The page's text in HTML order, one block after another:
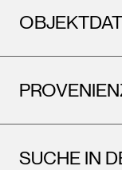
SUCHE IN